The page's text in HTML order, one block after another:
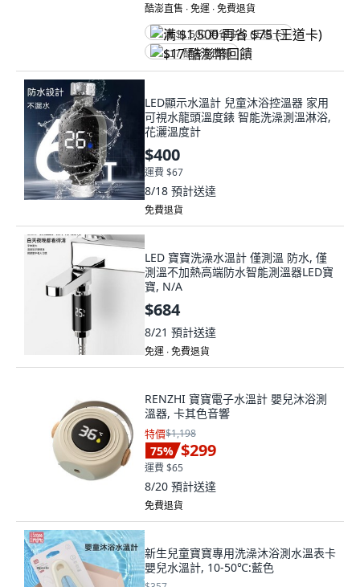
酷澎直售 ∙ 免運 ∙ 免費退貨
满 $1,500 再省 $75 (王道卡)
$17 酷澎幣回饋
LED顯示水溫計 兒童沐浴控溫器 家用
可視水龍頭溫度錶 智能洗澡測溫淋浴,
花灑溫度計
$400
運費 $67
8/18 預計送達
免費退貨
LED 寶寶洗澡水溫計 僅測溫 防水, 僅
測溫不加熱高端防水智能測溫器LED寶
寶, N/A
$684
8/21 預計送達
免運 ∙ 免費退貨
RENZHI 寶寶電子水溫計 嬰兒沐浴測
溫器, 卡其色音響
特價$1,198
75% $299
運費 $65
8/20 預計送達
免費退貨
新生兒童寶寶專用洗澡沐浴測水溫表卡
嬰兒水溫計, 10-50℃:藍色